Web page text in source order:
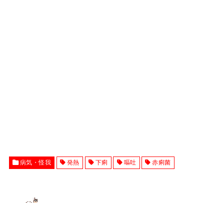
病気・怪我 発熱 下痢 嘔吐 赤痢菌